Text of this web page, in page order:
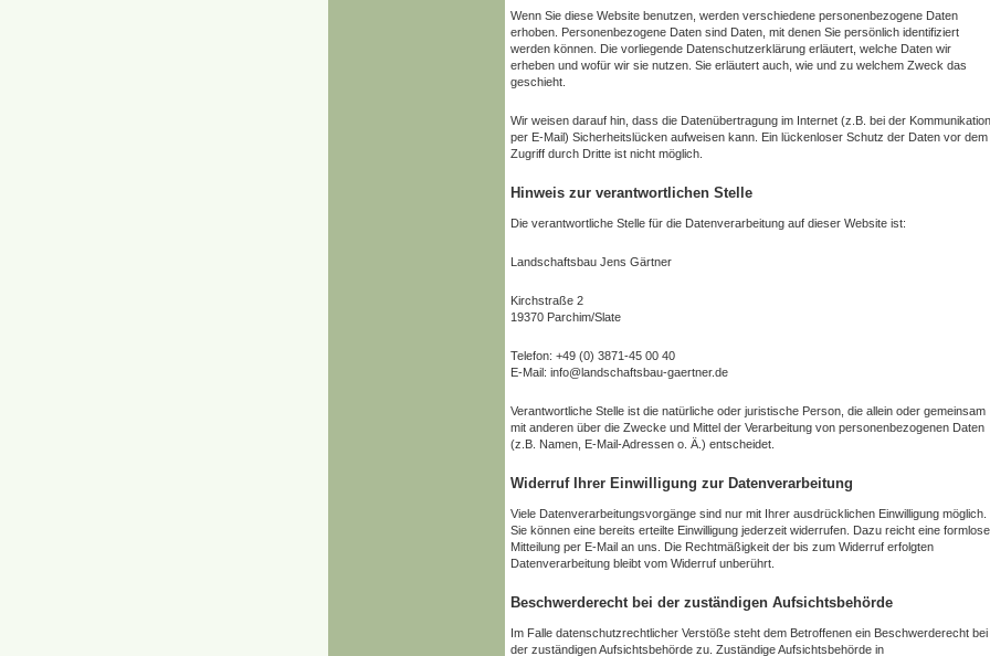
Wenn Sie diese Website benutzen, werden verschiedene personenbezogene Daten
erhoben. Personenbezogene Daten sind Daten, mit denen Sie persönlich identifiziert
werden können. Die vorliegende Datenschutzerklärung erläutert, welche Daten wir
erheben und wofür wir sie nutzen. Sie erläutert auch, wie und zu welchem Zweck das
geschieht.
Wir weisen darauf hin, dass die Datenübertragung im Internet (z.B. bei der Kommunikation
per E-Mail) Sicherheitslücken aufweisen kann. Ein lückenloser Schutz der Daten vor dem
Zugriff durch Dritte ist nicht möglich.
Hinweis zur verantwortlichen Stelle
Die verantwortliche Stelle für die Datenverarbeitung auf dieser Website ist:
Landschaftsbau Jens Gärtner
Kirchstraße 2
19370 Parchim/Slate
Telefon: +49 (0) 3871-45 00 40
E-Mail: info@landschaftsbau-gaertner.de
Verantwortliche Stelle ist die natürliche oder juristische Person, die allein oder gemeinsam
mit anderen über die Zwecke und Mittel der Verarbeitung von personenbezogenen Daten
(z.B. Namen, E-Mail-Adressen o. Ä.) entscheidet.
Widerruf Ihrer Einwilligung zur Datenverarbeitung
Viele Datenverarbeitungsvorgänge sind nur mit Ihrer ausdrücklichen Einwilligung möglich.
Sie können eine bereits erteilte Einwilligung jederzeit widerrufen. Dazu reicht eine formlose
Mitteilung per E-Mail an uns. Die Rechtmäßigkeit der bis zum Widerruf erfolgten
Datenverarbeitung bleibt vom Widerruf unberührt.
Beschwerderecht bei der zuständigen Aufsichtsbehörde
Im Falle datenschutzrechtlicher Verstöße steht dem Betroffenen ein Beschwerderecht bei
der zuständigen Aufsichtsbehörde zu. Zuständige Aufsichtsbehörde in